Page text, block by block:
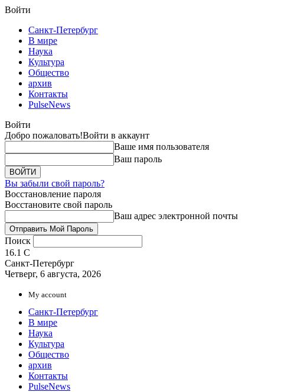
Войти
Санкт-Петербург
В мире
Наука
Культура
Общество
архив
Контакты
PulseNews
Войти
Добро пожаловать!Войти в аккаунт
Ваше имя пользователя
Ваш пароль
Вы забыли свой пароль?
Восстановление пароля
Восстановите свой пароль
Ваш адрес электронной почты
Поиск
16.1 C
Санкт-Петербург
Четверг, 6 августа, 2026
My account
Санкт-Петербург
В мире
Наука
Культура
Общество
архив
Контакты
PulseNews